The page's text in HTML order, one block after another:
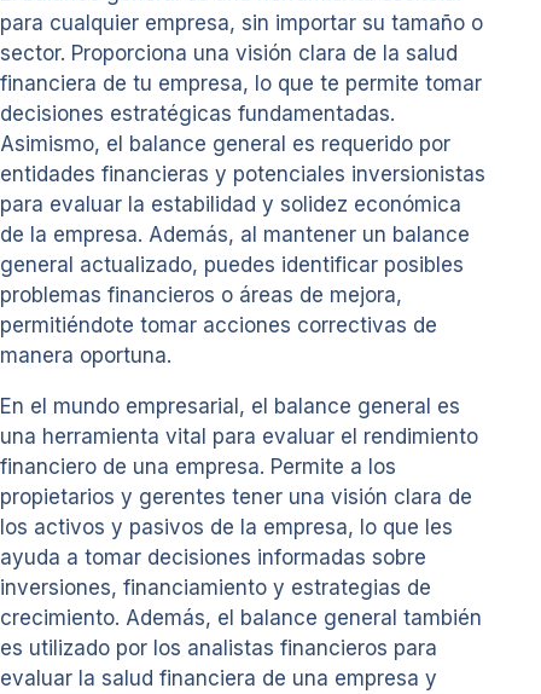
para cualquier empresa, sin importar su tamaño o
sector. Proporciona una visión clara de la salud
financiera de tu empresa, lo que te permite tomar
decisiones estratégicas fundamentadas.
Asimismo, el balance general es requerido por
entidades financieras y potenciales inversionistas
para evaluar la estabilidad y solidez económica
de la empresa. Además, al mantener un balance
general actualizado, puedes identificar posibles
problemas financieros o áreas de mejora,
permitiéndote tomar acciones correctivas de
manera oportuna.
En el mundo empresarial, el balance general es
una herramienta vital para evaluar el rendimiento
financiero de una empresa. Permite a los
propietarios y gerentes tener una visión clara de
los activos y pasivos de la empresa, lo que les
ayuda a tomar decisiones informadas sobre
inversiones, financiamiento y estrategias de
crecimiento. Además, el balance general también
es utilizado por los analistas financieros para
evaluar la salud financiera de una empresa y